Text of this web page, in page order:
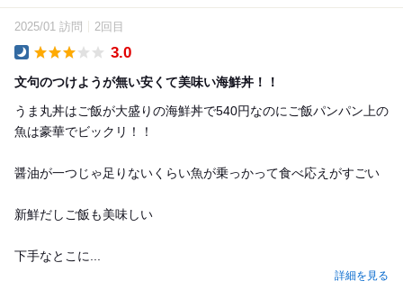
2025/01 訪問 2回目
3.0
文句のつけようが無い安くて美味い海鮮丼！！
うま丸丼はご飯が大盛りの海鮮丼で540円なのにご飯パンパン上の
魚は豪華でビックリ！！
醤油が一つじゃ足りないくらい魚が乗っかって食べ応えがすごい
新鮮だしご飯も美味しい
下手なとこに...
詳細を見る